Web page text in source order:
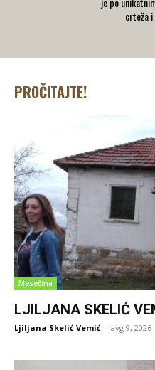
crteža
PROČITAJTE!
Mesečina
LJILJANA SKELIĆ
Ljiljana Skelić Vemić - avg 9, 2026